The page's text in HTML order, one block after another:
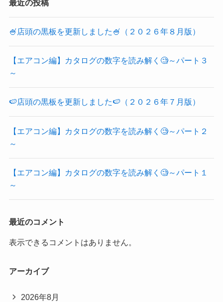
最近の投稿
🍧店頭の黒板を更新しました🍧（２０２６年８月版）
【エアコン編】カタログの数字を読み解く🧐～パート３
～
🍉店頭の黒板を更新しました🍉（２０２６年７月版）
【エアコン編】カタログの数字を読み解く🧐～パート２
～
【エアコン編】カタログの数字を読み解く🧐～パート１
～
最近のコメント
表示できるコメントはありません。
アーカイブ
2026年8月